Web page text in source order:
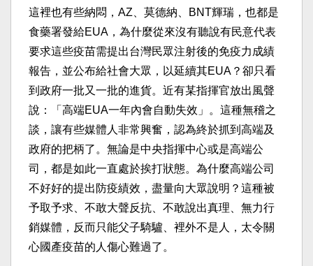
這裡也有些納悶，AZ、莫德納、BNT輝瑞，也都是
食藥署發給EUA，為什麼從來沒有聽說有民意代表
要求這些疫苗需提出台灣民眾注射後的免疫力成績
報告，並公布給社會大眾，以延續其EUA？卻只看
到政府一批又一批的進貨。近有某指揮官放出風聲
說：「高端EUA一年內會自動失效」。這種無稽之
談，讓有些媒體人非常興奮，認為終於抓到高端及
政府的把柄了。無論是中央指揮中心或是高端公
司，都是如此一直處於挨打狀態。為什麼高端公司
不好好的提出防疫績效，盡量向大眾說明？這種被
予取予求、不敢大聲反抗、不敢說出真理、無力行
銷媒體，反而只能父子騎驢、裡外不是人，太令關
心國產疫苗的人傷心難過了。